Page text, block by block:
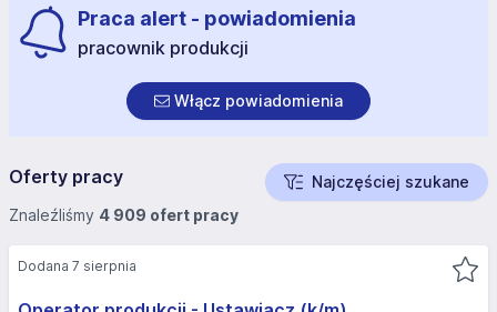
Praca alert - powiadomienia
pracownik produkcji
Włącz powiadomienia
Oferty pracy
Najczęściej szukane
Znaleźliśmy 4 909 ofert pracy
Dodana 7 sierpnia